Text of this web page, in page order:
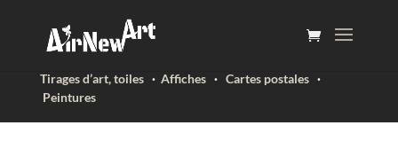
Tirages d’art, toiles· Affiches· Cartes postales·
Peintures